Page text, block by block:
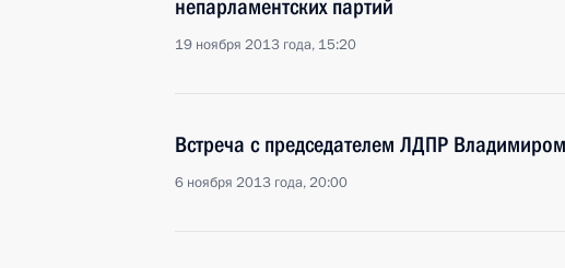
непарламентских партий
19 ноября 2013 года, 15:20
Встреча с председателем ЛДПР
6 ноября 2013 года, 20:00